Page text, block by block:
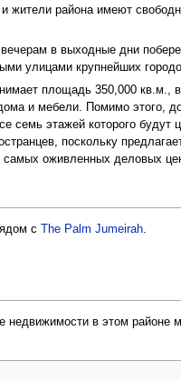
жители района имеют
в выходные дни
улицами крупнейших
площадь 350,000 кв.м.,
и мебели. Помимо этого,
семь этажей которого будут
поскольку
самых оживленных деловых
с The Palm Jumeirah.
в этом районе